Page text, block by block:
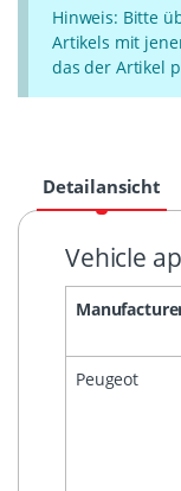
Hinweis: Bitte
Artikels mit
das der Artikel
Detailansicht
Vehicle
Peugeot